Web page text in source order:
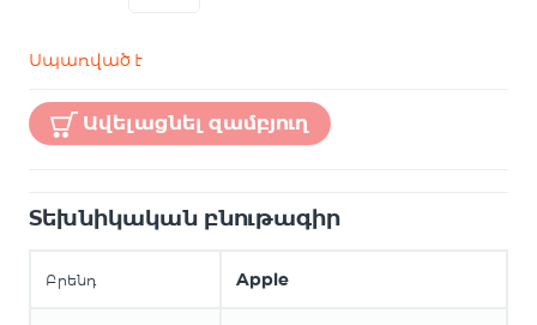
Սպառված է
Ավելացնել զամբյուղ
Տեխնիկական բնութագիր
Բրենդ Apple